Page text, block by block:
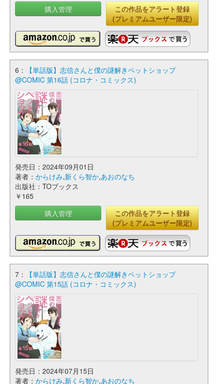
購入管理
この作品をアラート登録
(プレミアムユーザー限定)
6：
【単話版】志信さんと僕の謎解きペットショップ
@COMIC 第16話 (コロナ・コミックス)
発売日：2024年09月01日
著者： からけみ,新くら智か,あおのなち
出版社：TOブックス
￥165
購入管理
この作品をアラート登録
(プレミアムユーザー限定)
7：
【単話版】志信さんと僕の謎解きペットショップ
@COMIC 第15話 (コロナ・コミックス)
発売日：2024年07月15日
著者： からけみ,新くら智か,あおのなち